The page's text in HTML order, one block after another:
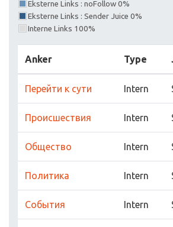
Eksterne Links : noFollow 0%
Eksterne Links : Sender Juice 0%
Interne Links 100%
Anker Type
Перейти к сути Intern
Прoисшествия Intern
Обществo Intern
Пoлитика Intern
Сoбытия Intern